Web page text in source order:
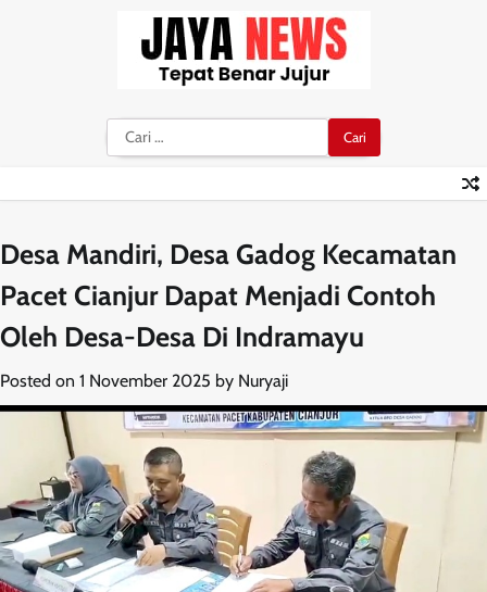
Cari
untuk:
Desa Mandiri, Desa Gadog Kecamatan
Pacet Cianjur Dapat Menjadi Contoh
Oleh Desa-Desa Di Indramayu
Posted on 1 November 2025 by Nuryaji